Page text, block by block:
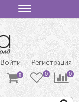
Войти Регистрация